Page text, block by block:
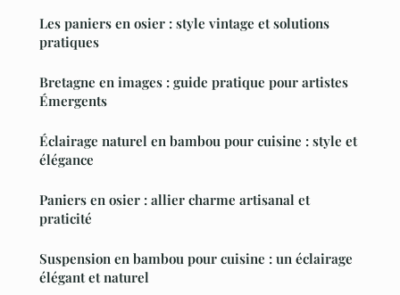
Les paniers en osier : style vintage et solutions
pratiques
Bretagne en images : guide pratique pour artistes
Émergents
Éclairage naturel en bambou pour cuisine : style et
élégance
Paniers en osier : allier charme artisanal et
praticité
Suspension en bambou pour cuisine : un éclairage
élégant et naturel